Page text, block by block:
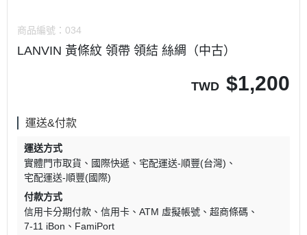
商品編號： 034
LANVIN 黃條紋 領帶 領結 絲綢（中古）
TWD $1,200
運送&付款
運送方式
實體門市取貨
國際快遞
宅配運送-順豐(台灣)
宅配運送-順豐(國際)
付款方式
信用卡分期付款
信用卡 ATM 虛擬帳號
超商條碼
7-11 iBon
FamiPort